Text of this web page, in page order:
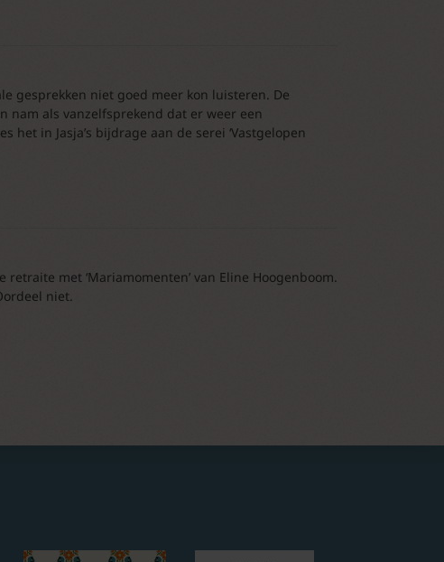
gesprekken niet goed meer kon luisteren. De
nam als vanzelfsprekend dat er weer een
het in Jasja’s bijdrage aan de serei ‘Vastgelopen
met ‘Mariamomenten’ van Eline Hoogenboom.
niet.